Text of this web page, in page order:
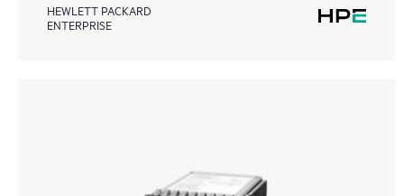
HEWLETT PACKARD
ENTERPRISE